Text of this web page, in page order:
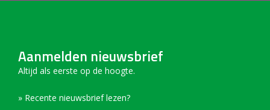
Aanmelden nieuwsbrief
Altijd als eerste op de hoogte.
» Recente nieuwsbrief lezen?